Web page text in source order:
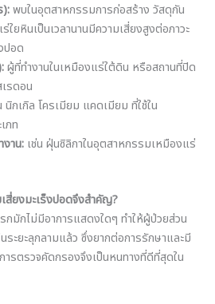
พบในอุตสาหกรรมการก่อสร้าง วัสดุกัน
ยหินเป็นเวลานานมีความเสี่ยงสูงต่อภาวะ
ปอด
ผู้ที่ทำงานในเหมืองแร่ใต้ดิน หรือสถานที่ปิด
รดอน
นิกเกิล โครเมียม แคดเมียม ที่ใช้ใน
ภท
าน:เช่น ฝุ่นซิลิกาในอุตสาหกรรมเหมืองแร่
สี่ยงมะเร็งปอดจึงสำคัญ?
กมักไม่มีอาการแสดงใดๆ ทำให้ผู้ป่วยส่วน
ะยะลุกลามแล้ว ซึ่งยากต่อการรักษาและมี
รตรวจคัดกรองจึงเป็นหนทางที่ดีที่สุดใน